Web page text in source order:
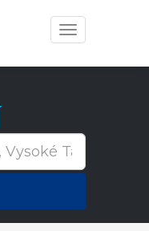
Toggle
navigation